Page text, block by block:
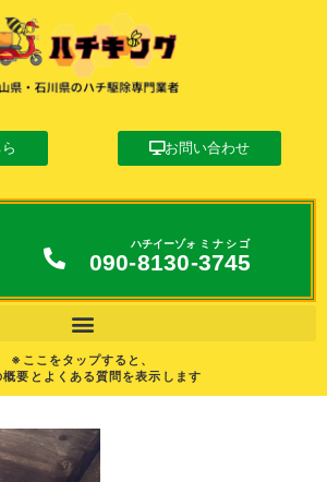
お問い合わせ
090-8130
ハチイーゾォ
-3745
ミナシゴ
※ここをタップすると、
概要とよくある質問を表示します